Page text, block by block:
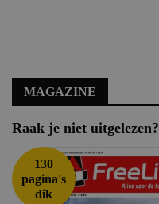
MAGAZINE
Raak je niet uitgelezen?
130
pagina's
dik